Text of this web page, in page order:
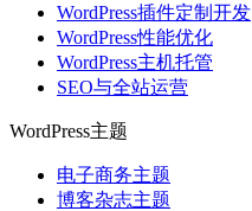
WordPress插件定制开发
WordPress性能优化
WordPress主机托管
SEO与全站运营
WordPress主题
电子商务主题
博客杂志主题